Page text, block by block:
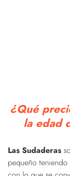
¿Qué
la edad
Las Sudaderas
pequeño teniendo